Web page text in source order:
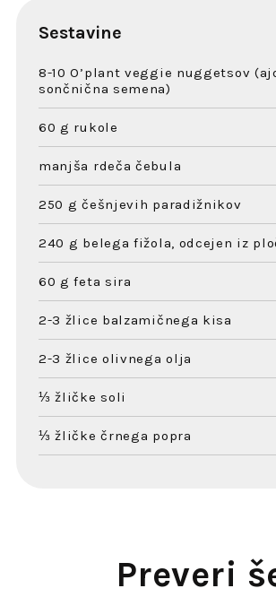
Sestavine
8-10 O’plant veggie nuggetsov
sončnična semena)
60 g rukole
manjša rdeča čebula
250 g češnjevih paradižnikov
240 g belega fižola, odcejen iz
60 g feta sira
2-3 žlice balzamičnega kisa
2-3 žlice olivnega olja
⅓ žličke soli
⅓ žličke črnega popra
Preveri